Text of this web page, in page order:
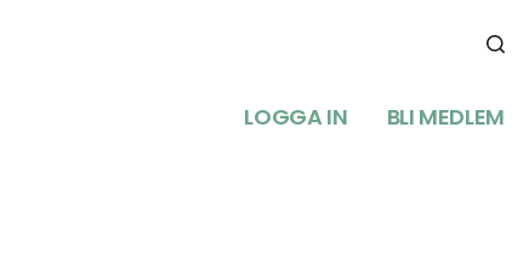
LOGGA IN BLI MEDLEM